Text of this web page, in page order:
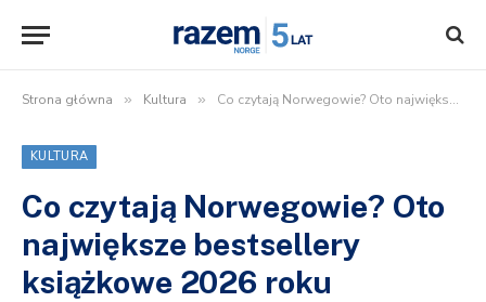
Strona główna » Kultura » Co czytają Norwegowie? Oto największe bestsellery książkowe 2026 roku
KULTURA
Co czytają Norwegowie? Oto
największe bestsellery
książkowe 2026 roku